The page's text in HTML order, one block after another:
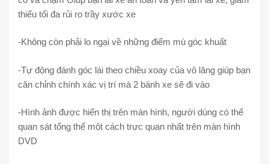
thiểu tối đa rủi ro trầy xước xe
-Không còn phải lo ngại về những điểm mù góc khuất
-Tự động đánh góc lái theo chiều xoay của vô lăng giúp bạn
căn chỉnh chính xác vị trí mà 2 bánh xe sẽ đi vào
-Hình ảnh được hiển thị trên màn hình, người dùng có thể
quan sát tổng thể một cách trực quan nhất trên màn hình
DVD